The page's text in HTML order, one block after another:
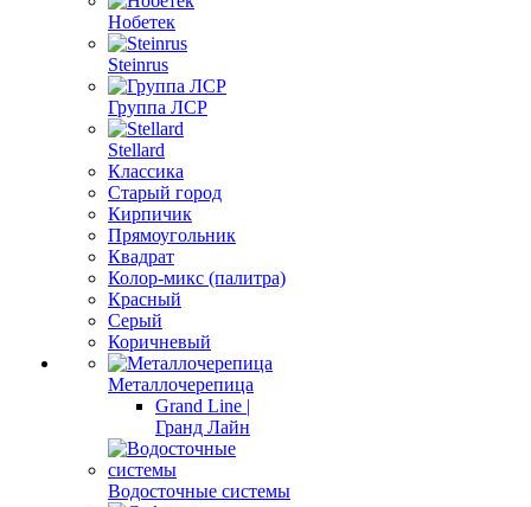
Нобетек
Steinrus
Группа ЛСР
Stellard
Классика
Старый город
Кирпичик
Прямоугольник
Квадрат
Колор-микс (палитра)
Красный
Серый
Коричневый
Металлочерепица
Grand Line |
Гранд Лайн
Водосточные системы